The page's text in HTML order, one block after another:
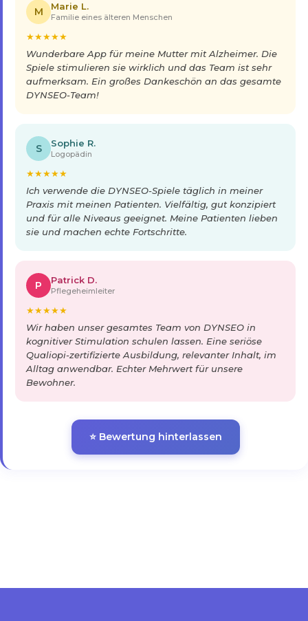
M Marie L.
Familie eines älteren Menschen
★★★★★
Wunderbare App für meine Mutter mit Alzheimer. Die
Spiele stimulieren sie wirklich und das Team ist sehr
aufmerksam. Ein großes Dankeschön an das gesamte
DYNSEO-Team!
S Sophie R.
Logopädin
★★★★★
Ich verwende die DYNSEO-Spiele täglich in meiner
Praxis mit meinen Patienten. Vielfältig, gut konzipiert
und für alle Niveaus geeignet. Meine Patienten lieben
sie und machen echte Fortschritte.
P Patrick D.
Pflegeheimleiter
★★★★★
Wir haben unser gesamtes Team von DYNSEO in
kognitiver Stimulation schulen lassen. Eine seriöse
Qualiopi-zertifizierte Ausbildung, relevanter Inhalt, im
Alltag anwendbar. Echter Mehrwert für unsere
Bewohner.
⭐ Bewertung hinterlassen